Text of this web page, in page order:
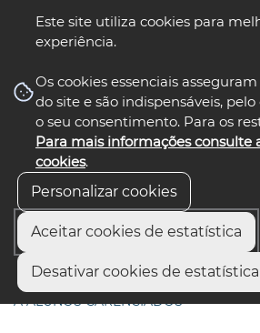
Este site utiliza cookies para
experiência.
Os cookies essenciais
do site e são indispensáveis,
o seu consentimento. Para os
Para mais informações consulte
cookies.
Personalizar cookies
Aceitar cookies de estatística
Desativar cookies de estatística
nos
Início
CÂMARA DISPONIBILIZA 420
A ALUNOS CARENCIADOS